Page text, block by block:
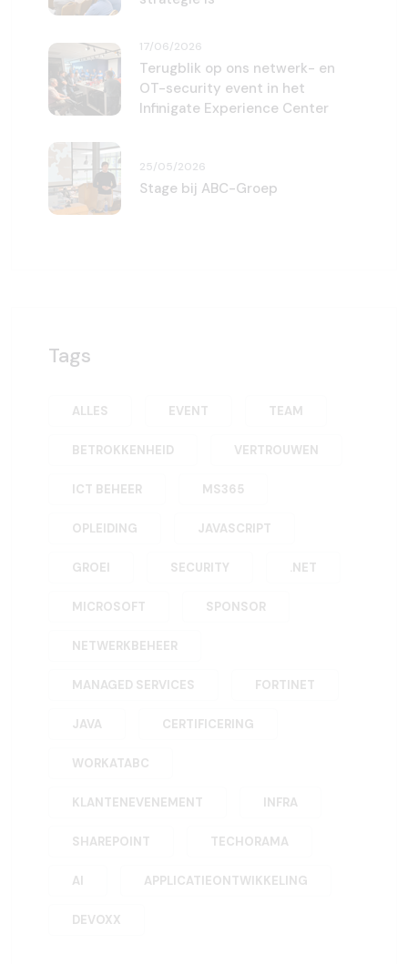
17/06/2026
Terugblik op ons netwerk- en
OT-security event in het
Infinigate Experience Center
25/05/2026
Stage bij ABC-Groep
Tags
ALLES EVENT TEAM
BETROKKENHEID VERTROUWEN
ICT BEHEER MS365
OPLEIDING JAVASCRIPT
GROEI SECURITY .NET
MICROSOFT SPONSOR
NETWERKBEHEER
MANAGED SERVICES FORTINET
JAVA CERTIFICERING
WORKATABC
KLANTENEVENEMENT INFRA
SHAREPOINT TECHORAMA
AI APPLICATIEONTWIKKELING
DEVOXX